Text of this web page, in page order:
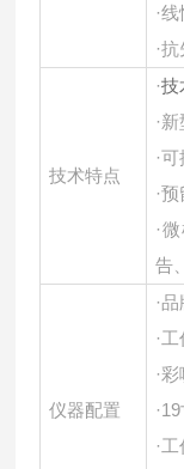
·
·
技术特点
·技
·
·
·
·
告
仪器配置
·
·
·
·